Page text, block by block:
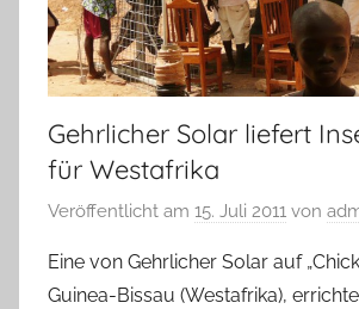
Gehrlicher Solar liefert
für Westafrika
Veröffentlicht am 15. Juli 2011 von
Eine von Gehrlicher Solar auf
Guinea-Bissau (Westafrika),